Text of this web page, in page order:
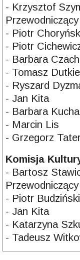
- Krzysztof
Przewodniczący
- Piotr
- Piotr
- Barbara
- Tomasz
- Ryszard
- Jan Kita
- Barbara
- Marcin Lis
- Grzegorz
Komisja
- Bartosz
Przewodniczący
- Piotr Budziński
- Jan Kita
- Katarzyna
- Tadeusz